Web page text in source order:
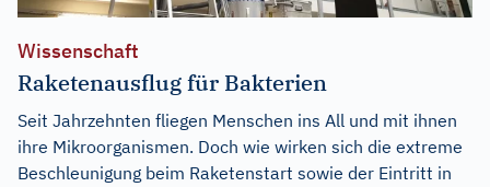
Wissenschaft
Raketenausflug für Bakterien
Seit Jahrzehnten fliegen Menschen ins All und mit ihnen
ihre Mikroorganismen. Doch wie wirken sich die extreme
Beschleunigung beim Raketenstart sowie der Eintritt in